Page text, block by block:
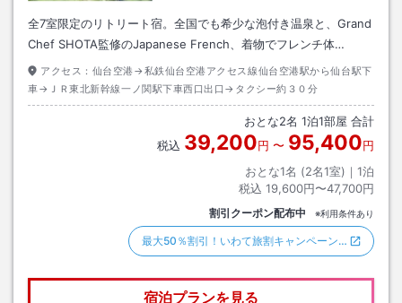
全7室限定のリトリート宿。全国でも希少な泡付き温泉と、Grand
Chef SHOTA監修のJapanese French、着物でフレンチ体…
アクセス： 仙台空港→私鉄仙台空港アクセス線仙台空港駅から仙台駅下
車→ＪＲ東北新幹線一ノ関駅下車西口出口→タクシー約３０分
おとな2名 1泊1部屋 合計
税込 39,200円 〜 95,400円
おとな1名 (2名1室)｜ 1泊
税込 19,600円〜47,700円
割引クーポン配布中 ※利用条件あり
最大50％割引！いわて旅割キャンペーン…
宿泊プランを見る